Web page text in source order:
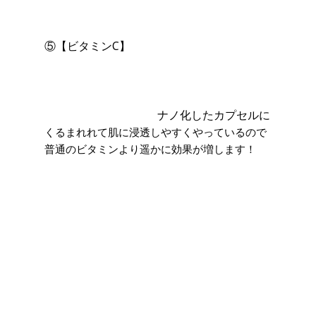
⑤【ビタミンC】
ナノ化したカプセルに
くるまれれて肌に浸透しやすくやっているので
普通のビタミンより遥かに効果が増します！